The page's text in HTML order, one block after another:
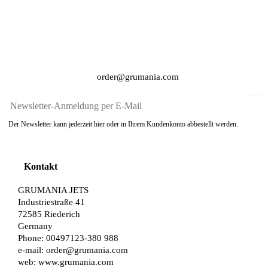
order@grumania.com
Der Newsletter kann jederzeit hier oder in Ihrem Kundenkonto abbestellt werden.
Kontakt
GRUMANIA JETS
Industriestraße 41
72585 Riederich
Germany
Phone: 00497123-380 988
e-mail: order@grumania.com
web: www.grumania.com